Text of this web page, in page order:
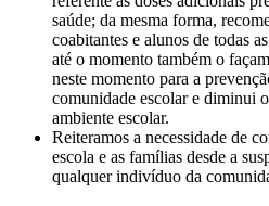
saúde; da mesma forma,
coabitantes e alunos de todas
até o momento também o
neste momento para a
comunidade escolar e diminui
ambiente escolar.
Reiteramos a necessidade de
escola e as famílias desde a
qualquer indivíduo da